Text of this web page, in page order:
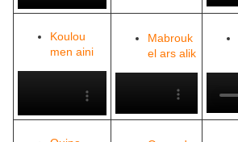
Koulou
men aini
Mabrouk
el ars alik